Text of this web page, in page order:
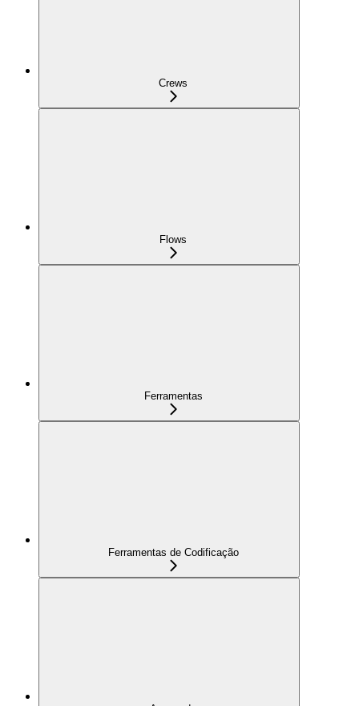
Crews
Flows
Ferramentas
Ferramentas de Codificação